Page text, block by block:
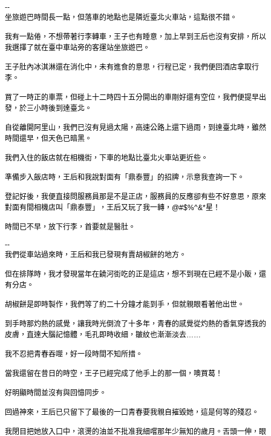
--
坐旅遊巴時間長一點，但落車的地點也是隣近臺北火車站，這點很不錯。
我有一點倦，不想帶著行李轉車，王子也有睡意，加上早到王后也沒有安排，所以
我選擇了就在臺中車站旁的客運站坐旅遊巴。
王子肚內冰淇淋還在消化中，未有進食的意思，行程已定，我們便回酒店拿取行
李。
買了一時正的車票，但碰上十二時四十五分開出的車剛好還有空位，我們便提早出
發，於三小時後到達臺北。
自從離開阿里山，我們已沒有見過太陽，高速公路上還下過雨，到達臺北時，雖然
時間還早，但天色已暗黑。
我們入住的飯店就在相機街，下車的地點比臺北火車站更近些。
準備步入飯店時，王后和我說對面有「鼎泰豐」的招牌，示意我查詢一下。
登記好後，我便直接問服務員那是不是正店，服務員的反應卻有些不好意思，原來
對面有間相機店叫「鼎泰豐」，王后又玩了我一轉， @#$%^&*星！
時間已不早，放下行李，首要就是醫肚。
--
我們從車站過來時，王后和我已發現有賣胡椒餅的地方。
但在排隊時，我才發現當年在饒河街吃的正是這店，想不到現在已經不是小販，還
有分店。
胡椒餅是即時製作，我們等了約二十分鐘才能到手，但就親眼看著他出世。
到手時那灼熱的感覺，讓我時光倒流了十多年，青春的感覺從灼熱的香氣穿透我的
皮膚，直達大腦記憶體，毛孔即時收細，皺紋也漸漸淡去……
我不忍把青春吞噬，好一段時間不知所措。
當我還留在昔日的時空，王子已經完成了他手上的那一個，噢買葛！
好明顯時間並沒有與回憶同步。
回過神來，王后已只留下了最後的一口青春要我親自摧毀她，這是何等的殘忍。
我閉目把她放入口中，滾燙的油並不批准我細嚐那年少無知的歲月。舌頭一伸，眼